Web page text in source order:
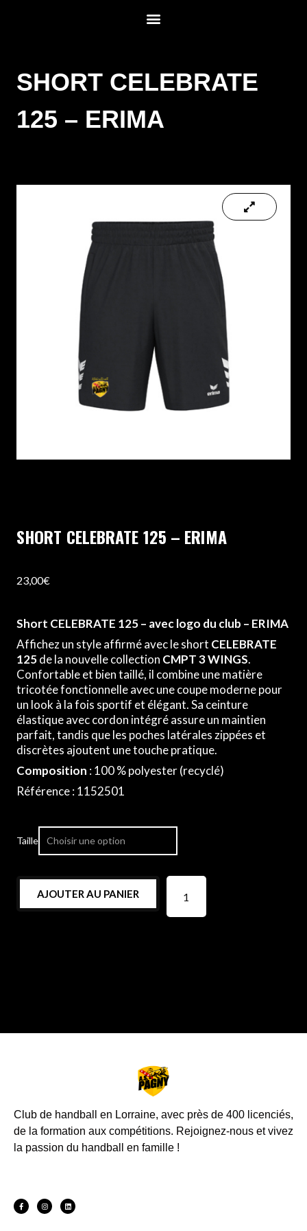
SHORT CELEBRATE
125 – ERIMA
SHORT CELEBRATE 125 – ERIMA
23,00€
Short CELEBRATE 125 – avec logo du club – ERIMA
Affichez un style affirmé avec le short CELEBRATE
125de la nouvelle collection CMPT 3 WINGS.
Confortable et bien taillé, il combine une matière
tricotée fonctionnelle avec une coupe moderne pour
un look à la fois sportif et élégant. Sa ceinture
élastique avec cordon intégré assure un maintien
parfait, tandis que les poches latérales zippées et
discrètes ajoutent une touche pratique.
Composition : 100 % polyester (recyclé)
Référence : 1152501
Taille
AJOUTER AU PANIER
Club de handball en Lorraine, avec près de 400 licenciés,
de la formation aux compétitions. Rejoignez-nous et vivez
la passion du handball en famille !